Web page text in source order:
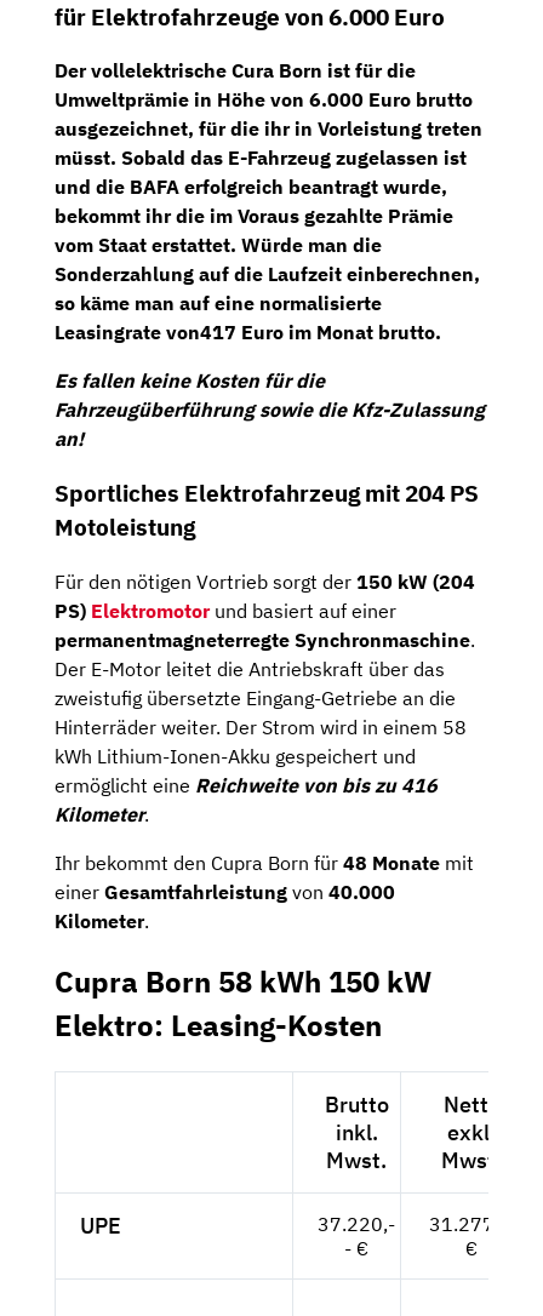
für Elektrofahrzeuge von 6.000 Euro
Der vollelektrische Cura Born ist für die
Umweltprämie in Höhe von 6.000 Euro brutto
ausgezeichnet, für die ihr in Vorleistung treten
müsst. Sobald das E-Fahrzeug zugelassen ist
und die BAFA erfolgreich beantragt wurde,
bekommt ihr die im Voraus gezahlte Prämie
vom Staat erstattet. Würde man die
Sonderzahlung auf die Laufzeit einberechnen,
so käme man auf eine normalisierte
Leasingrate von417 Euro im Monat brutto.
Es fallen keine Kosten für die
Fahrzeugüberführung sowie die Kfz-Zulassung
an!
Sportliches Elektrofahrzeug mit 204 PS
Motoleistung
Für den nötigen Vortrieb sorgt der 150 kW (204
PS) Elektromotorund basiert auf einer
permanentmagneterregte Synchronmaschine.
Der E-Motor leitet die Antriebskraft über das
zweistufig übersetzte Eingang-Getriebe an die
Hinterräder weiter. Der Strom wird in einem 58
kWh Lithium-Ionen-Akku gespeichert und
ermöglicht eine Reichweite von bis zu 416
Kilometer.
Ihr bekommt den Cupra Born für 48 Monate mit
einer Gesamtfahrleistung von 40.000
Kilometer.
Cupra Born 58 kWh 150 kW
Elektro: Leasing-Kosten
Brutto
inkl.
Mwst.
Netto
exkl.
Mwst.
UPE
37.220,-
- €
31.277,--
€